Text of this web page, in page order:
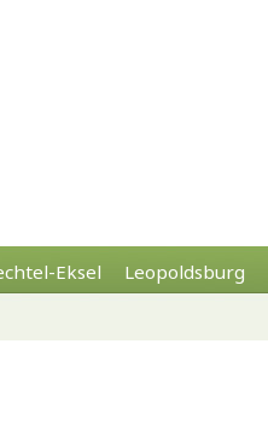
Eksel Leopoldsburg